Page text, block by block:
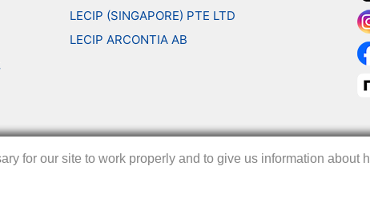
LECIP (SINGAPORE) PTE LTD
LECIP ARCONTIA AB
for our site to work properly and to give us information about
for our site to work properly and to give us information about
for our site to work properly and to give us information about